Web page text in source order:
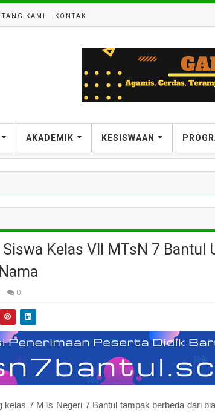
KAMI KONTAK
AKADEMIK KESISWAAN
Kelas VII MTsN 7 Bantul
0
7 MTs Negeri 7 Bantul tampak berbeda dari